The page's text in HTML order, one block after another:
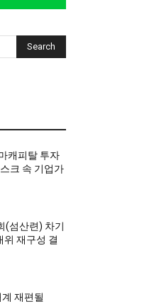
Search
캐피탈 투자
크 속 기업가
(섬산련) 차기
위 재구성 결
재편될